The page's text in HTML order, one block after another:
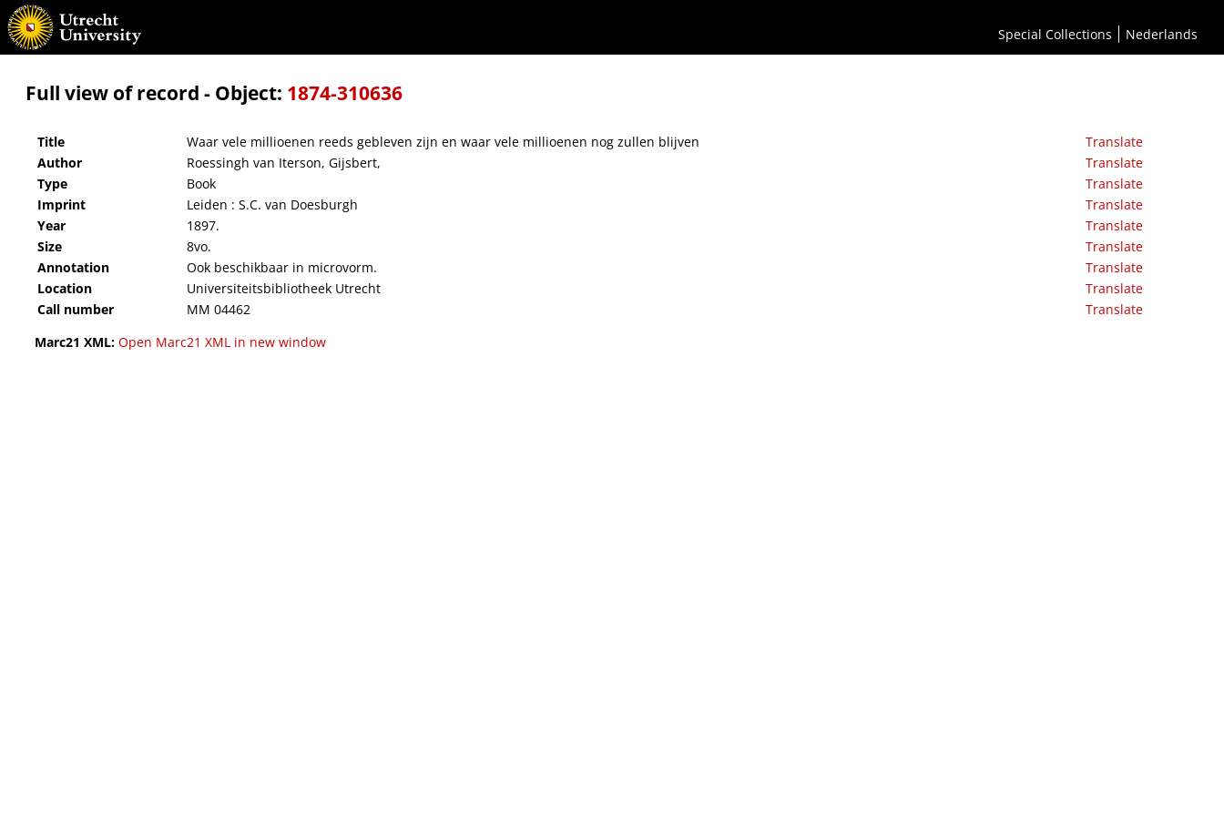
Special Collections Nederlands
Waar vele millioenen reeds gebleven zijn en waar vele millioenen nog zullen blijven
Full view of record - Object: 1874-310636
Title Waar vele millioenen reeds gebleven zijn en waar vele millioenen nog zullen blijven
Translate
Author
Roessingh van Iterson, Gijsbert,
Translate
Type
Book
Translate
Imprint
Leiden : S.C. van Doesburgh
Translate
Year
1897.
Translate
Size
8vo.
Translate
Annotation
Ook beschikbaar in microvorm.
Translate
Location
Universiteitsbibliotheek Utrecht
Translate
Call number
MM 04462
Translate
Marc21 XML: Open Marc21 XML in new window